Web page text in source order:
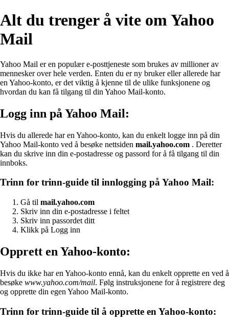
Alt du trenger å vite om Yahoo
Mail
Yahoo Mail er en populær e-posttjeneste som brukes av millioner av
mennesker over hele verden. Enten du er ny bruker eller allerede har
en Yahoo-konto, er det viktig å kjenne til de ulike funksjonene og
hvordan du kan få tilgang til din Yahoo Mail-konto.
Logg inn på Yahoo Mail:
Hvis du allerede har en Yahoo-konto, kan du enkelt logge inn på din
Yahoo Mail-konto ved å besøke nettsiden mail.yahoo.com . Deretter
kan du skrive inn din e-postadresse og passord for å få tilgang til din
innboks.
Trinn for trinn-guide til innlogging på Yahoo Mail:
Gå til mail.yahoo.com
Skriv inn din e-postadresse i feltet
Skriv inn passordet ditt
Klikk på Logg inn
Opprett en Yahoo-konto:
Hvis du ikke har en Yahoo-konto ennå, kan du enkelt opprette en ved å
besøke www.yahoo.com/mail. Følg instruksjonene for å registrere deg
og opprette din egen Yahoo Mail-konto.
Trinn for trinn-guide til å opprette en Yahoo-konto: